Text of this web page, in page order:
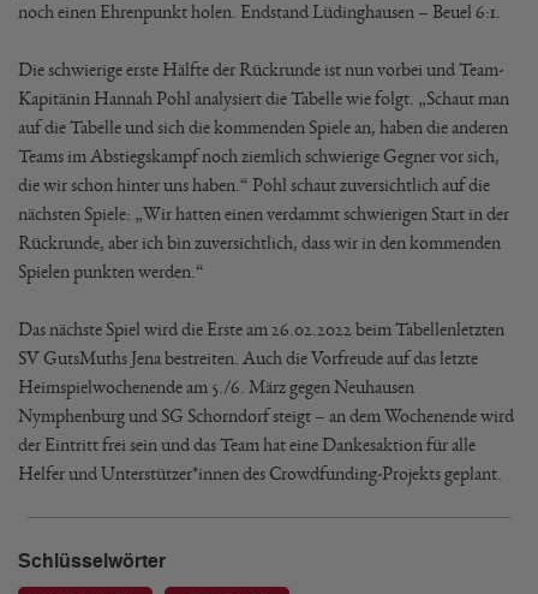
noch einen Ehrenpunkt holen. Endstand Lüdinghausen – Beuel 6:1.
Die schwierige erste Hälfte der Rückrunde ist nun vorbei und Team-
Kapitänin Hannah Pohl analysiert die Tabelle wie folgt. „Schaut man
auf die Tabelle und sich die kommenden Spiele an, haben die anderen
Teams im Abstiegskampf noch ziemlich schwierige Gegner vor sich,
die wir schon hinter uns haben.“ Pohl schaut zuversichtlich auf die
nächsten Spiele: „Wir hatten einen verdammt schwierigen Start in der
Rückrunde, aber ich bin zuversichtlich, dass wir in den kommenden
Spielen punkten werden.“
Das nächste Spiel wird die Erste am 26.02.2022 beim Tabellenletzten
SV GutsMuths Jena bestreiten. Auch die Vorfreude auf das letzte
Heimspielwochenende am 5./6. März gegen Neuhausen
Nymphenburg und SG Schorndorf steigt – an dem Wochenende wird
der Eintritt frei sein und das Team hat eine Dankesaktion für alle
Helfer und Unterstützer*innen des Crowdfunding-Projekts geplant.
Schlüsselwörter